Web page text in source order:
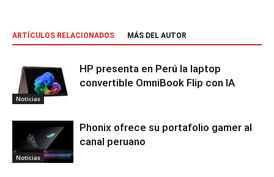
ARTÍCULOS RELACIONADOS MÁS DEL AUTOR
Noticias
HP presenta en Perú la laptop
convertible OmniBook Flip con IA
Noticias
Phonix ofrece su portafolio gamer al
canal peruano